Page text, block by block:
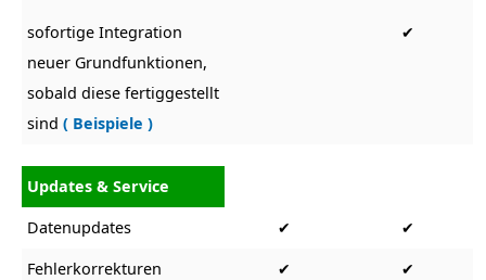
sofortige Integration
neuer Grundfunktionen,
sobald diese fertiggestellt
sind ( Beispiele )
✔
Updates & Service
Datenupdates
✔
✔
Fehlerkorrekturen
✔
✔